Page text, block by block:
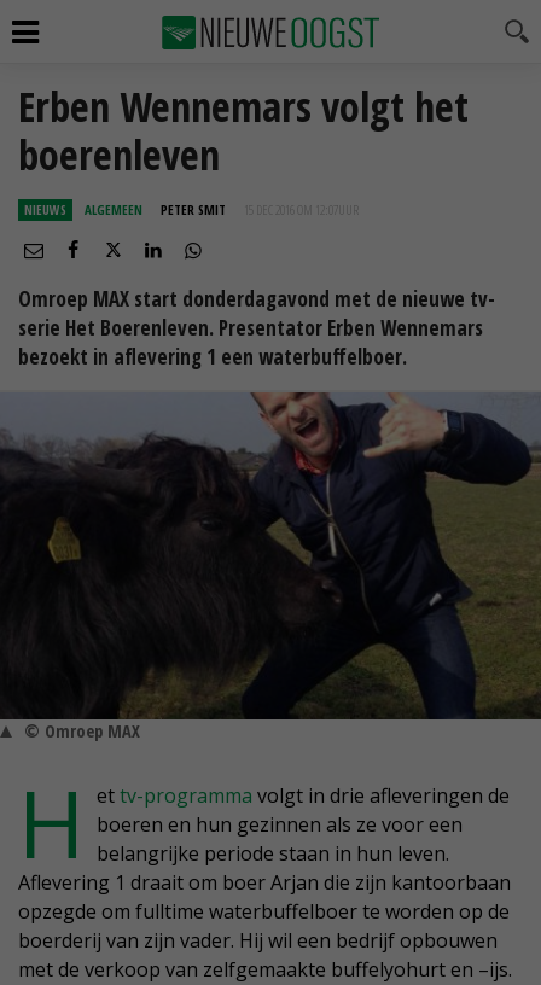
Erben Wennemars volgt het
boerenleven
NIEUWS ALGEMEEN PETER SMIT 15 DEC 2016 OM 12:07
Omroep MAX start donderdagavond met de nieuwe tv-
serie Het Boerenleven. Presentator Erben Wennemars
bezoekt in aflevering 1 een waterbuffelboer.
© Omroep MAX
H ettv-programma volgt in drie afleveringen de
boeren en hun gezinnen als ze voor een
belangrijke periode staan in hun leven.
Aflevering 1 draait om boer Arjan die zijn kantoorbaan
opzegde om fulltime waterbuffelboer te worden op de
boerderij van zijn vader. Hij wil een bedrijf opbouwen
met de verkoop van zelfgemaakte buffelyohurt en –ijs.